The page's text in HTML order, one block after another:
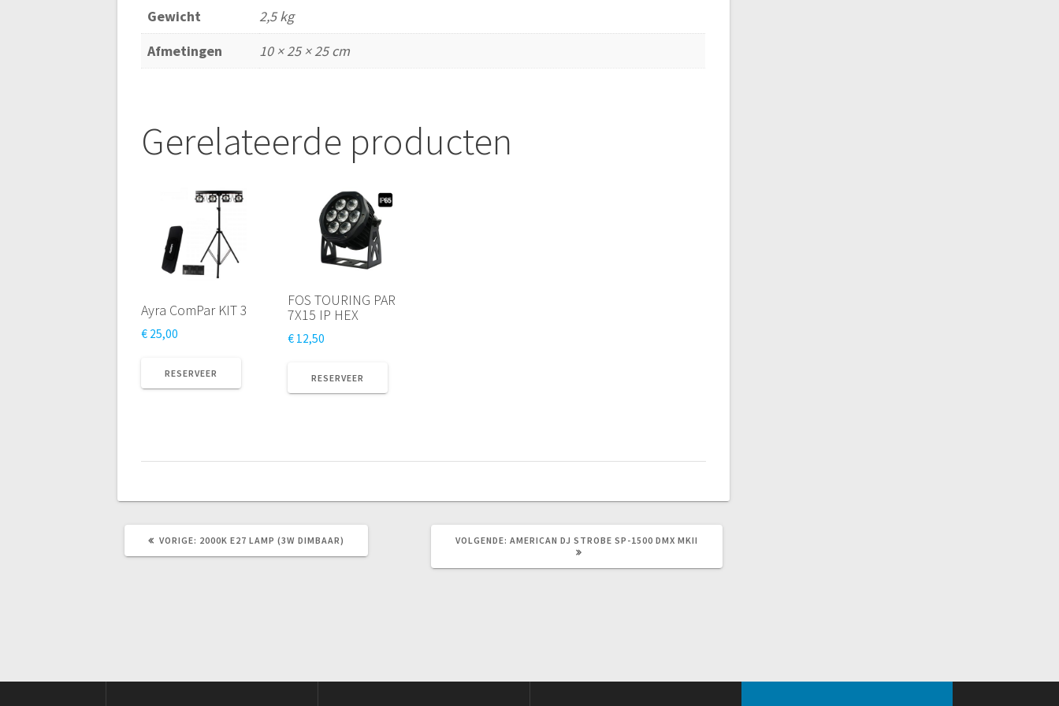
Gewicht
2,5 kg
Afmetingen
10 × 25 × 25 cm
Gerelateerde producten
Ayra ComPar KIT 3
€ 25,00
RESERVEER
FOS TOURING PAR
7X15 IP HEX
€12,50
RESERVEER
VORIGE: VORIG
2000K E27 LAMP (3W DIMBAAR) VOLGENDE: VOLGEND
AMERICAN DJ STROBE SP-1500 DMX MKII